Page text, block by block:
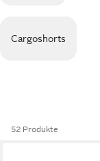
Cargoshorts
52 Produkte